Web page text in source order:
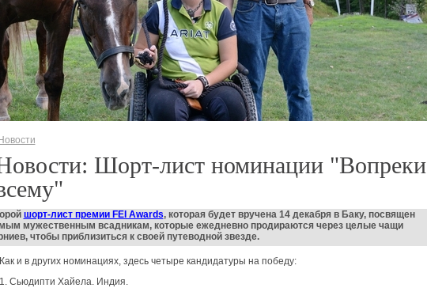
Новости
Шорт-лист номинации "Вопреки
шорт-лист премии FEI Awards, которая будет вручена 14 декабря в Баку, посвящен
мужественным всадникам, которые ежедневно продираются через целые чащи
чтобы приблизиться к своей путеводной звезде.
Как и в других номинациях, здесь четыре кандидатуры на победу:
1. Сьюдипти Хайела. Индия.